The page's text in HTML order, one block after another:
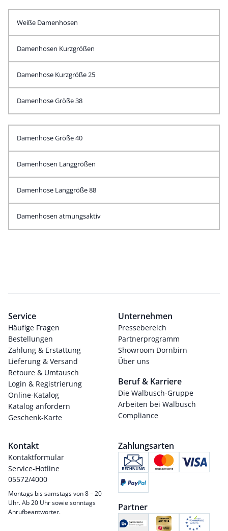
Weiße Damenhosen
Damenhosen Kurzgrößen
Damenhose Kurzgröße 25
Damenhose Größe 38
Damenhose Größe 40
Damenhosen Langgrößen
Damenhose Langgröße 88
Damenhosen atmungsaktiv
Service
Häufige Fragen
Bestellungen
Zahlung & Erstattung
Lieferung & Versand
Retoure & Umtausch
Login & Registrierung
Online-Katalog
Katalog anfordern
Geschenk-Karte
Unternehmen
Pressebereich
Partnerprogramm
Showroom Dornbirn
Über uns
Beruf & Karriere
Die Walbusch-Gruppe
Arbeiten bei Walbusch
Compliance
Kontakt
Kontaktformular
Service-Hotline
05572/4000
Montags bis samstags von 8 – 20
Uhr. Ab 20 Uhr sowie sonntags
Anrufbeantworter.
Zahlungsarten
Partner